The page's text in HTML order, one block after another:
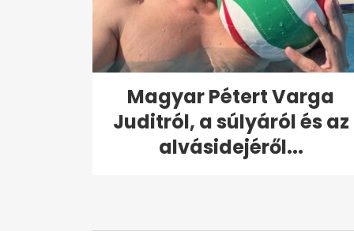
Magyar Pétert Varga
Juditról, a súlyáról és az
alvásidejéről...